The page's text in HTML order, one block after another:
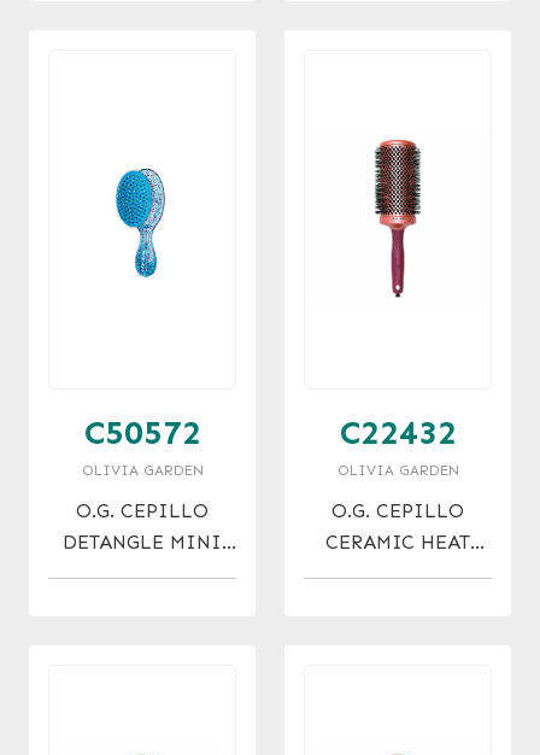
C50572
OLIVIA GARDEN
O.G. CEPILLO
DETANGLE MINI
SPARKLE
C22432
OLIVIA GARDEN
O.G. CEPILLO
CERAMIC HEAT
PRO XL THERMAL